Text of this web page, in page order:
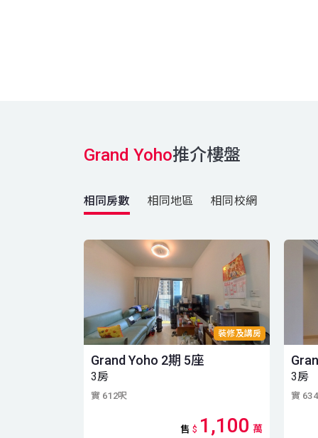
Grand Yoho推介樓盤
相同房數 相同地區 相同校網
裝修及講房
Grand Yoho 2期 5座
3房
實 612呎
售 $ 1,100 萬
3房
實